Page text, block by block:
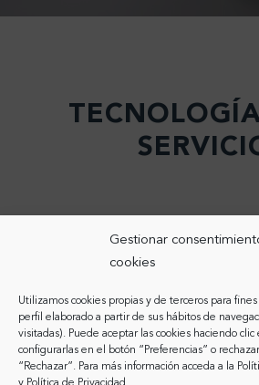
Gestionar
cookies
Utilizamos cookies propias y de terceros para
perfil elaborado a partir de sus hábitos de
visitadas). Puede aceptar las cookies haciendo
configurarlas en el botón “Preferencias” o
“Rechazar”. Para más información acceda a la
PARA OPERADORES PARA
PARA PARTICULARES